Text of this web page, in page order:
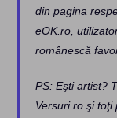
din pagina
eOK.ro,
românescă
PS: Eşti artist?
Versuri.ro şi